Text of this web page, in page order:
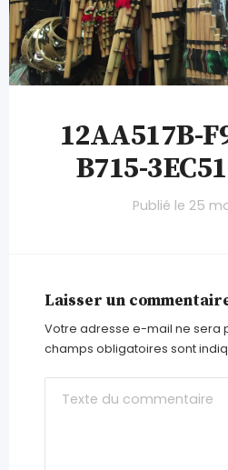
12AA517B-
B715-
Publié le 25
Laisser un
Votre adresse e-mail ne sera
champs obligatoires sont